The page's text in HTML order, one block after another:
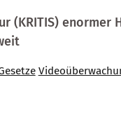
(KRITIS) enormer